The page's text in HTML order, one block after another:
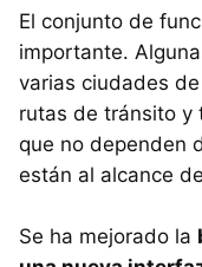
El conjunto de
importante.
varias ciudades de
rutas de tránsito y
que no dependen
están al alcance
Se ha mejorado la